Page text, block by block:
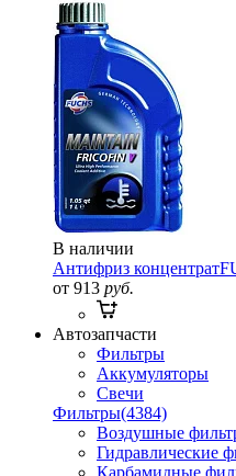
В наличии
Антифриз концентрат
от 913 руб.
Автозапчасти
Фильтры
Аккумуляторы
Свечи
Фильтры(4384)
Воздушные
Гидравлические
Карбамидные